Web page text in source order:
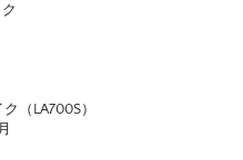
LA700S）